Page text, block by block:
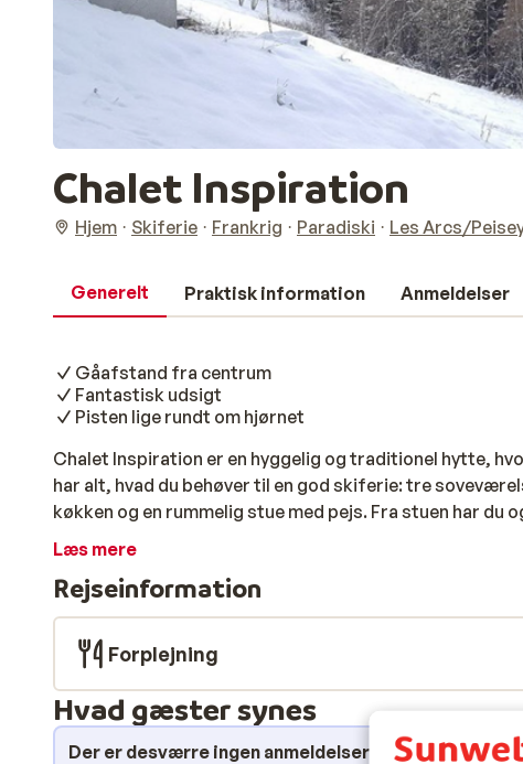
Chalet Inspiration
Hjem Skiferie Frankrig Paradiski Les Arcs/
Generelt Praktisk information Anmeldelser
Gåafstand fra centrum
Fantastisk udsigt
Pisten lige rundt om hjørnet
Chalet Inspiration er en hyggelig og traditionel hytte,
har alt, hvad du behøver til en god skiferie: tre
køkken og en rummelig stue med pejs. Fra stuen har du
Hvis du vil nyde den i den friske luft, er der en rummelig
Læs mere
Rejseinformation
Forplejning
Hvad gæster synes
Der er desværre ingen anmeldelser for dette